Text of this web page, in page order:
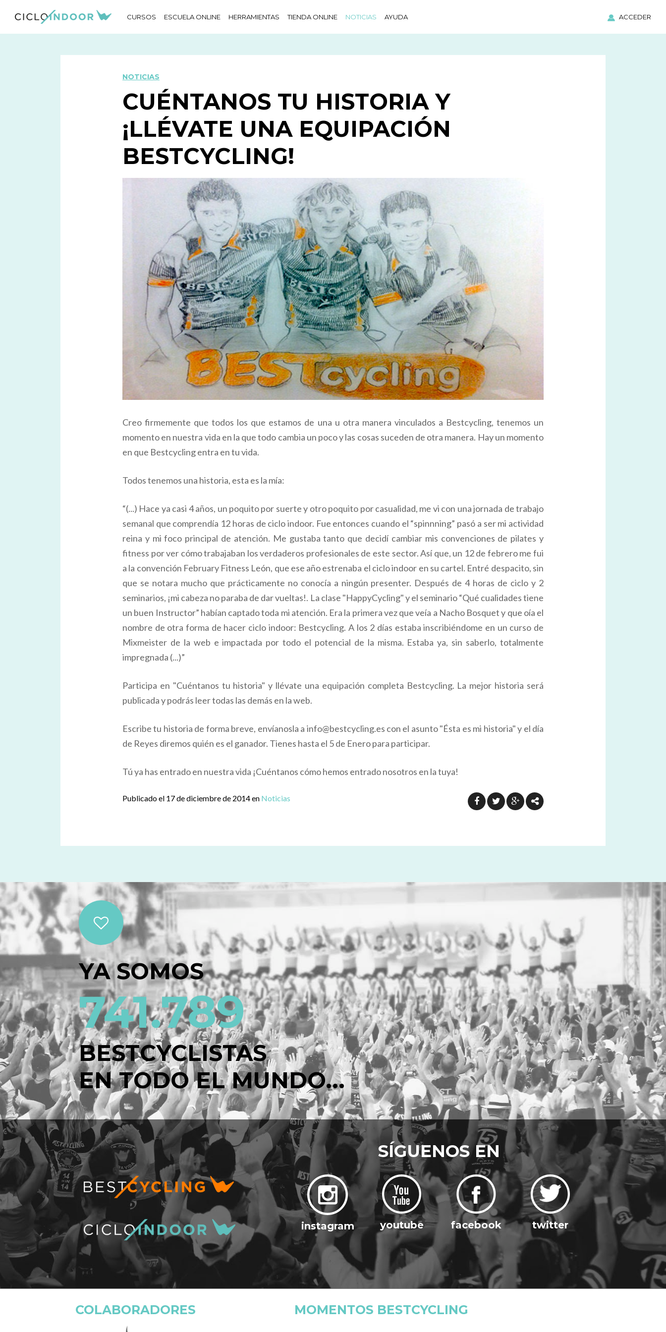
CURSOS ESCUELA ONLINE HERRAMIENTAS TIENDA ONLINE NOTICIAS AYUDA ACCEDER
NOTICIAS
CUÉNTANOS TU HISTORIA Y
¡LLÉVATE UNA EQUIPACIÓN
BESTCYCLING!
Creo firmemente que todos los que estamos de una u otra manera vinculados a Bestcycling, tenemos un
momento en nuestra vida en la que todo cambia un poco y las cosas suceden de otra manera. Hay un momento
en que Bestcycling entra en tu vida.
Todos tenemos una historia, esta es la mía:
“(...) Hace ya casi 4 años, un poquito por suerte y otro poquito por casualidad, me vi con una jornada de trabajo
semanal que comprendía 12 horas de ciclo indoor. Fue entonces cuando el “spinnning” pasó a ser mi actividad
reina y mi foco principal de atención. Me gustaba tanto que decidí cambiar mis convenciones de pilates y
fitness por ver cómo trabajaban los verdaderos profesionales de este sector. Así que, un 12 de febrero me fui
a la convención February Fitness León, que ese año estrenaba el ciclo indoor en su cartel. Entré despacito, sin
que se notara mucho que prácticamente no conocía a ningún presenter. Después de 4 horas de ciclo y 2
seminarios, ¡mi cabeza no paraba de dar vueltas!. La clase "HappyCycling" y el seminario “Qué cualidades tiene
un buen Instructor” habían captado toda mi atención. Era la primera vez que veía a Nacho Bosquet y que oía el
nombre de otra forma de hacer ciclo indoor: Bestcycling. A los 2 días estaba inscribiéndome en un curso de
Mixmeister de la web e impactada por todo el potencial de la misma. Estaba ya, sin saberlo, totalmente
impregnada (...)”
Participa en "Cuéntanos tu historia" y llévate una equipación completa Bestcycling. La mejor historia será
publicada y podrás leer todas las demás en la web.
Escribe tu historia de forma breve, envíanosla a info@bestcycling.es con el asunto "Ésta es mi historia" y el día
de Reyes diremos quién es el ganador. Tienes hasta el 5 de Enero para participar.
Tú ya has entrado en nuestra vida ¡Cuéntanos cómo hemos entrado nosotros en la tuya!
Publicado el 17 de diciembre de 2014 en Noticias
YA SOMOS
741.789
BESTCYCLISTAS
EN TODO EL MUNDO...
SÍGUENOS EN
instagram youtube facebook twitter
COLABORADORES MOMENTOS BESTCYCLING